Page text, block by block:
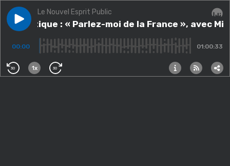
Play episode Thématique : « Parlez-moi de la France », avec
Le Nouvel Esprit Public
Thématique : « Parlez-moi de la France », avec
00:00 01:00:33
30 1x 30